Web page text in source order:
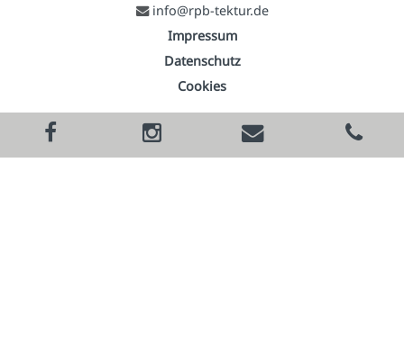
info@rpb-tektur.de
Impressum
Datenschutz
Cookies